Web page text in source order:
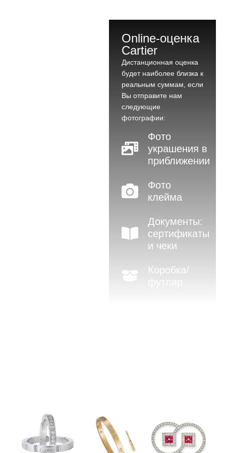
Online-оценка
Cartier
Дистанционная оценка
будет наиболее близка к
реальным суммам, если
Вы отправите нам
следующие
фотографии:
Фото
украшения в
приближении
Фото
клейма
Документы:
сертификаты
и чеки
Коробка/
футляр